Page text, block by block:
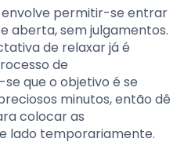
permitir-se entrar
aberta, sem julgamentos.
de relaxar já é
de
que o objetivo é se
minutos, então dê
colocar as
lado temporariamente.